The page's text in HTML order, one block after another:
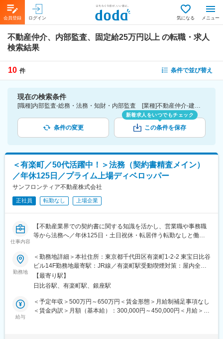
会員登録 ログイン 気になる メニュー
不動産仲介、内部監査、固定給25万円以上 の転職・求人
検索結果
10 件 条件で並び替え
現在の検索条件
[職種]内部監査-総務・法務・知財・内部監査 [業種]不動産仲介-建設・プラント・不動産業界 [詳細条件](待遇・福利厚生)固定給25万円以上
条件の変更
新着求人をいつでもチェック
この条件を保存
＜有楽町／50代活躍中！＞法務（契約書精査メイン）
／年休125日／プライム上場ディベロッパー
サンフロンティア不動産株式会社
正社員 転勤なし 上場企業
仕事内容
【不動産業界での契約書に関する知識を活かし、営業職や事務職
等から法務へ／年休125日・土日祝休・転居伴う転勤なしと働き
員の平均年収は745万円（2025年3月有価証券報告書より）／福利
厚生充実／幅広いキャリアパスあり／東証プライム上場の総合デ
ィベロッパー】
■業務内容：
サンフロンティア不動産法務部では、本体企業法務及び、社内規
定、契約書の精査、グループ全体の関連法規等、法務に関する幅
勤務地
＜勤務地詳細＞本社住所：東京都千代田区有楽町1-2-2 東宝日比谷
ビル14F勤務地最寄駅：JR線／有楽町駅受動喫煙対策：屋内全面
禁煙変更の範囲：会社の定める事業所
【最寄り駅】
日比谷駅、有楽町駅、銀座駅
給与
＜予定年収＞500万円～650万円＜賃金形態＞月給制補足事項なし
＜賃金内訳＞月額（基本給）：300,000円～450,000円＜月給＞